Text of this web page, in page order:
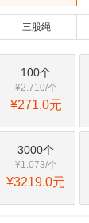
三股绳
100个
¥2.710/个
¥271.0元
3000个
¥1.073/个
¥3219.0元